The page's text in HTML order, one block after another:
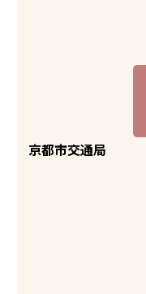
京都市交通局